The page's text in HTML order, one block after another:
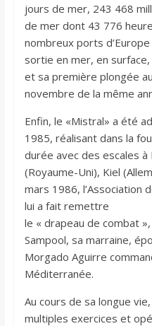
jours de mer, 243 468
de mer dont 43 776
nombreux ports
sortie en mer, en
et sa première plongée
novembre de la même
Enfin, le «Mistral» a été
1985, réalisant dans la
durée avec des escales à
(Royaume-Uni), Kiel
mars 1986, l’Association
lui a fait remettre
le « drapeau de combat
Sampool, sa marraine,
Morgado Aguirre
Méditerranée.
Au cours de sa longue
multiples exercices et